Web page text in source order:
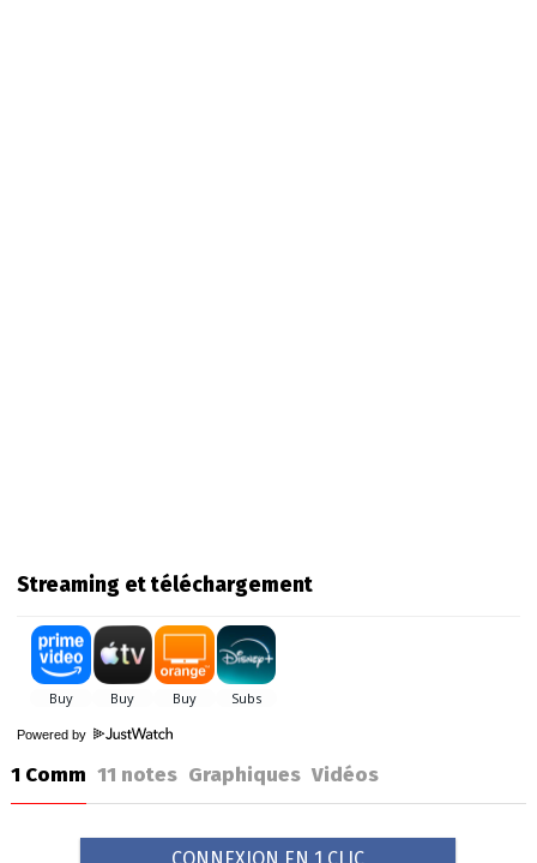
Streaming et téléchargement
Powered by
1 Comm 11 notes Graphiques Vidéos
CONNEXION EN 1 CLIC